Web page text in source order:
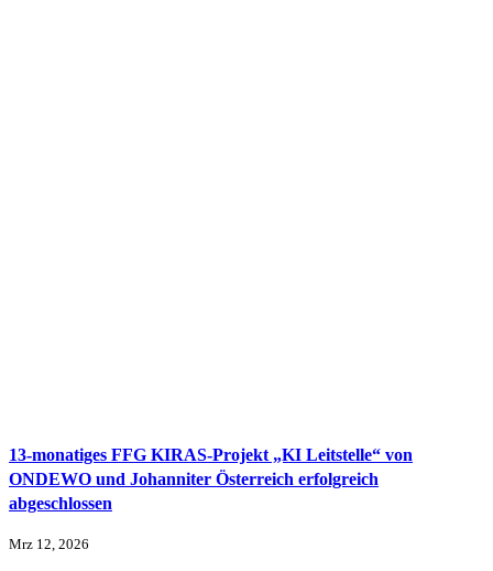
13-monatiges FFG KIRAS-Projekt „KI Leitstelle“ von
ONDEWO und Johanniter Österreich erfolgreich
abgeschlossen
Mrz 12, 2026